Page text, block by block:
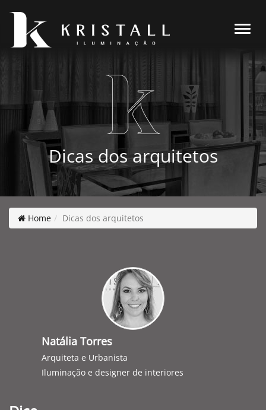
Dicas dos arquitetos
Home Dicas dos arquitetos
Natália Torres
Arquiteta e Urbanista
Iluminação e designer de interiores